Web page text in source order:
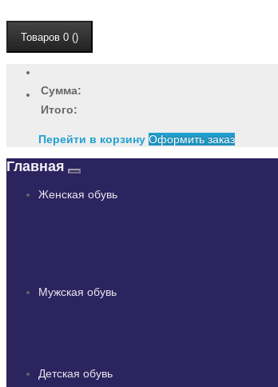
Товаров 0 ()
Сумма:
Итого:
Перейти в корзину Оформить заказ
Главная
Женская обувь
Мужская обувь
Детская обувь